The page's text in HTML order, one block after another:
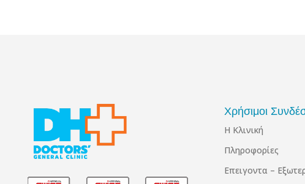
Χρήσιμοι
Η Κλινική
Πληροφορίες
Επειγοντα –